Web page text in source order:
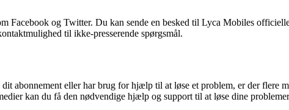
Facebook og Twitter. Du kan sende en besked til Lyca Mobiles
til ikke-presserende spørgsmål.
abonnement eller har brug for hjælp til at løse et problem, er der flere
kan du få den nødvendige hjælp og support til at løse dine